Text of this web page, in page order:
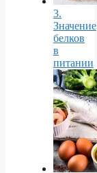
3.
Значение
белков
в
питании